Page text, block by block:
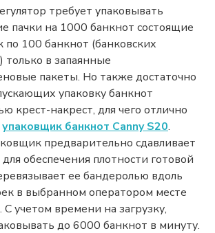
требует упаковывать
пачки на 1000 банкнот состоящие
по 100 банкнот (банковских
только в запаянные
пакеты. Но также достаточно
упаковку банкнот
крест-накрест, для чего отлично
упаковщик банкнот Canny S20.
предварительно сдавливает
обеспечения плотности готовой
ее бандеролью вдоль
в выбранном оператором месте
учетом времени на загрузку,
до 6000 банкнот в минуту.